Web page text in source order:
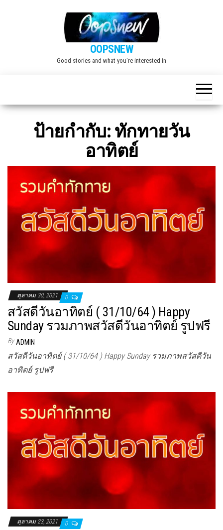
OOPSNEW
Good stories and what you're interested in
ป้ายกำกับ: ทักทายวัน
อาทิตย์
ตุลาคม 30, 2021 0
สวัสดีวันอาทิตย์ ( 31/10/64 ) Happy
Sunday รวมภาพสวัสดีวันอาทิตย์ รูปฟรี
By ADMIN
สวัสดีวันอาทิตย์ ( 31/10/64 ) Happy Sunday รวมภาพสวัสดีวัน
อาทิตย์ รูปฟรี
ตุลาคม 23, 2021 0